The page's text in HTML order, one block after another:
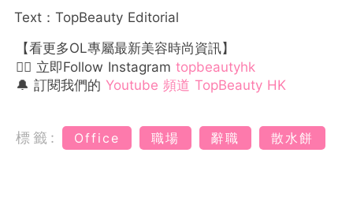
Text：TopBeauty Editorial
【看更多OL專屬最新美容時尚資訊】
👉🏻 立即Follow Instagram topbeautyhk
🔔 訂閱我們的 Youtube 頻道 TopBeauty HK
標籤: Office 職場 辭職 散水餅